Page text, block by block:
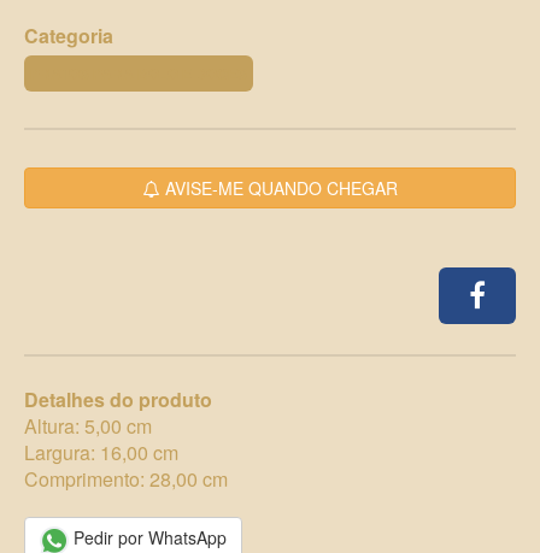
Categoria
AVISE-ME QUANDO CHEGAR
Detalhes do produto
Altura: 5,00 cm
Largura: 16,00 cm
Comprimento: 28,00 cm
Pedir por WhatsApp